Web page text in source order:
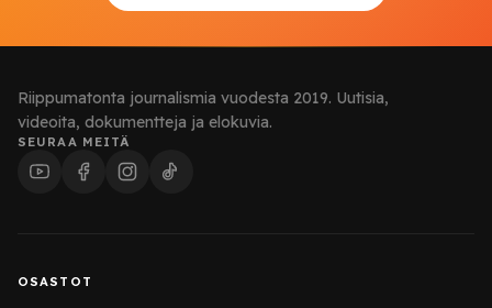
Riippumatonta journalismia vuodesta 2019. Uutisia,
videoita, dokumentteja ja elokuvia.
SEURAA MEITÄ
OSASTOT